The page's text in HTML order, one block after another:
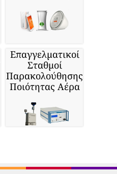
Επαγγελματικοί
Σταθμοί
Παρακολούθησης
Ποιότητας Αέρα